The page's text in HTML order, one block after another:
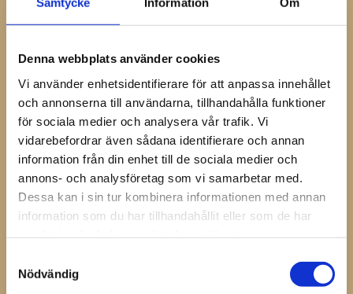
Denna webbplats använder cookies
Vi använder enhetsidentifierare för att anpassa innehållet
och annonserna till användarna, tillhandahålla funktioner
för sociala medier och analysera vår trafik. Vi
vidarebefordrar även sådana identifierare och annan
information från din enhet till de sociala medier och
annons- och analysföretag som vi samarbetar med.
Dessa kan i sin tur kombinera informationen med annan
information som du har tillhandahållit eller som de har
Nödvändig
Ge ett omdöme!
Helfalsad, smidd konkav hästsko tillgänglig i 20 x 10 och
22 x 10. Hästskon har ett extra sömhål och rak
traktända. Den konkava formen ger bra fäste på
Dela med dig